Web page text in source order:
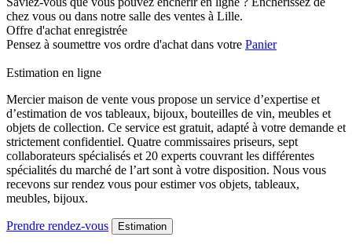
chez vous ou dans notre salle des ventes à Lille.
Offre d'achat enregistrée
Pensez à soumettre vos ordre d'achat dans votre Panier
Estimation en ligne
Mercier maison de vente vous propose un service d’expertise et
d’estimation de vos tableaux, bijoux, bouteilles de vin, meubles et
objets de collection. Ce service est gratuit, adapté à votre demande et
strictement confidentiel. Quatre commissaires priseurs, sept
collaborateurs spécialisés et 20 experts couvrant les différentes
spécialités du marché de l’art sont à votre disposition. Nous vous
recevons sur rendez vous pour estimer vos objets, tableaux,
meubles, bijoux.
Prendre rendez-vous Estimation